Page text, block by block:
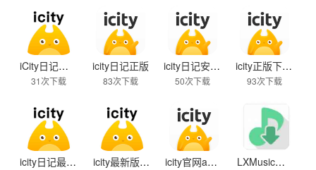
iCity日记安卓正版
31次下载
icity日记正版
83次下载
icity日记安卓版
50次下载
icity正版下载2025
93次下载
icity日记最新版 icity最新版2025 icity官网app下载免费版 LXMusic音源版